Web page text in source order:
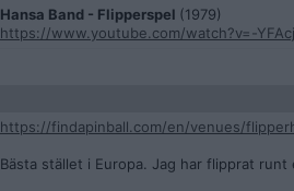
Hansa Band - Flipperspel (1979)
https://www.youtube.com/watch?v=-
https://findapinball.com/en/venues/
Bästa stället i Europa. Jag har flipprat